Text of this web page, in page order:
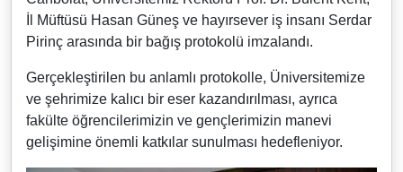
İl Müftüsü Hasan Güneş ve hayırsever iş insanı Serdar
Pirinç arasında bir bağış protokolü imzalandı.
Gerçekleştirilen bu anlamlı protokolle, Üniversitemize
ve şehrimize kalıcı bir eser kazandırılması, ayrıca
fakülte öğrencilerimizin ve gençlerimizin manevi
gelişimine önemli katkılar sunulması hedefleniyor.